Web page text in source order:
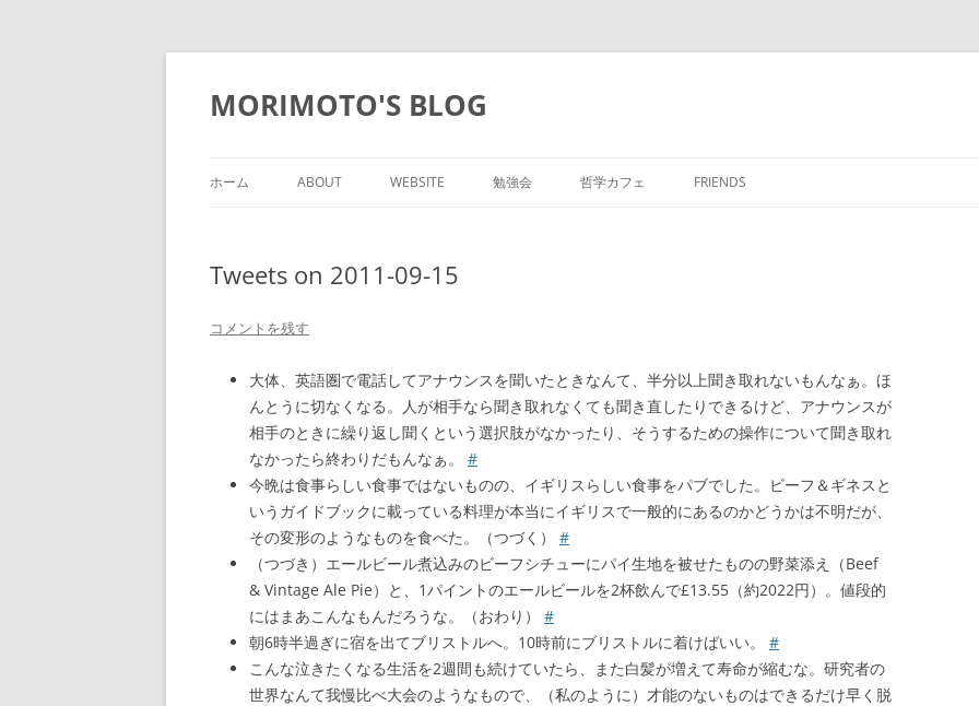
コ
ン
ツ
ッ
MORIMOTO'S BLOG
ホーム ABOUT WEBSITE 勉強会 哲学カフェ FRIENDS
Tweets on 2011-09-15
コメントを残す
大体、英語圏で電話してアナウンスを聞いたときなんて、半分以上聞き取れないもんなぁ。ほ
んとうに切なくなる。人が相手なら聞き取れなくても聞き直したりできるけど、アナウンスが
相手のときに繰り返し聞くという選択肢がなかったり、そうするための操作について聞き取れ
なかったら終わりだもんなぁ。 #
今晩は食事らしい食事ではないものの、イギリスらしい食事をパブでした。ビーフ＆ギネスと
いうガイドブックに載っている料理が本当にイギリスで一般的にあるのかどうかは不明だが、
その変形のようなものを食べた。（つづく） #
（つづき）エールビール煮込みのビーフシチューにパイ生地を被せたものの野菜添え（Beef
& Vintage Ale Pie）と、1パイントのエールビールを2杯飲んで£13.55（約2022円）。値段的
にはまあこんなもんだろうな。（おわり） #
朝6時半過ぎに宿を出てブリストルへ。10時前にブリストルに着けばいい。 #
こんな泣きたくなる生活を2週間も続けていたら、また白髪が増えて寿命が縮むな。研究者の
世界なんて我慢比べ大会のようなもので、（私のように）才能のないものはできるだけ早く脱